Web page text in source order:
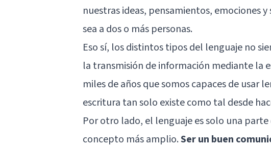
nuestras ideas, pensamientos, emociones
sea a dos o más personas.
Eso sí, los distintos tipos del lenguaje no
la transmisión de información mediante la
miles de años que somos capaces de usar
escritura tan solo existe como tal desde
Por otro lado, el lenguaje es solo una
concepto más amplio.Ser un buen